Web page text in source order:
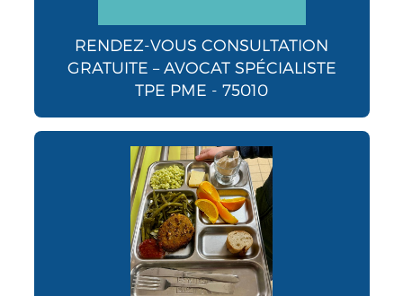
RENDEZ-VOUS CONSULTATION
GRATUITE – AVOCAT SPÉCIALISTE
TPE PME - 75010